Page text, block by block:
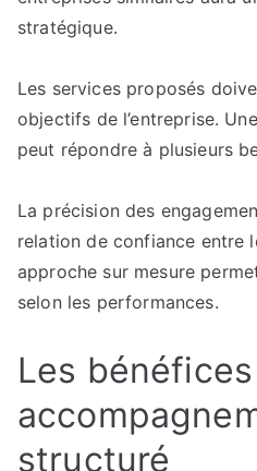
stratégique.
Les services proposés
objectifs de l’entreprise.
peut répondre à plusieurs
La précision des
relation de confiance entre
approche sur mesure
selon les performances.
Les bénéfices
structuré